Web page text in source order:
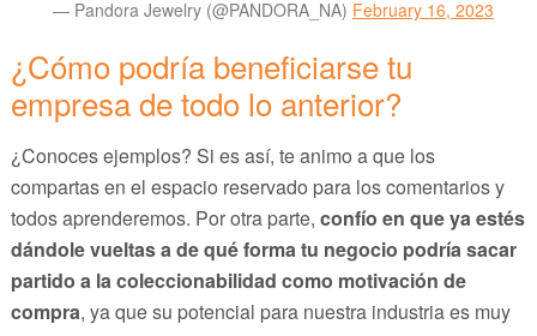
— Pandora Jewelry (@PANDORA_NA) February 16, 2023
¿Cómo podría beneficiarse tu
empresa de todo lo anterior?
¿Conoces ejemplos? Si es así, te animo a que los
compartas en el espacio reservado para los comentarios y
todos aprenderemos. Por otra parte, confío en que ya estés
dándole vueltas a de qué forma tu negocio podría sacar
partido a la coleccionabilidad como motivación de
compra, ya que su potencial para nuestra industria es muy